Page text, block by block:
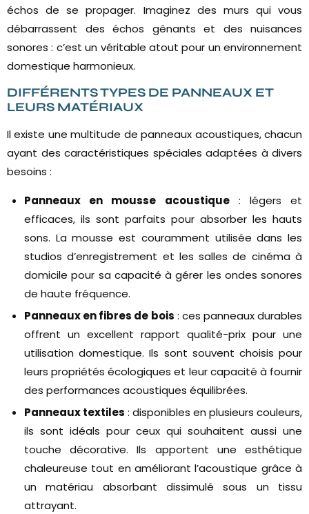
échos de se propager. Imaginez des murs qui vous
débarrassent des échos gênants et des nuisances
sonores : c’est un véritable atout pour un environnement
domestique harmonieux.
DIFFÉRENTS TYPES DE PANNEAUX ET
LEURS MATÉRIAUX
Il existe une multitude de panneaux acoustiques, chacun
ayant des caractéristiques spéciales adaptées à divers
besoins :
Panneaux en mousse acoustique: légers et
efficaces, ils sont parfaits pour absorber les hauts
sons. La mousse est couramment utilisée dans les
studios d’enregistrement et les salles de cinéma à
domicile pour sa capacité à gérer les ondes sonores
de haute fréquence.
Panneaux en fibres de bois : ces panneaux durables
offrent un excellent rapport qualité-prix pour une
utilisation domestique. Ils sont souvent choisis pour
leurs propriétés écologiques et leur capacité à fournir
des performances acoustiques équilibrées.
Panneaux textiles : disponibles en plusieurs couleurs,
ils sont idéals pour ceux qui souhaitent aussi une
touche décorative. Ils apportent une esthétique
chaleureuse tout en améliorant l’acoustique grâce à
un matériau absorbant dissimulé sous un tissu
attrayant.